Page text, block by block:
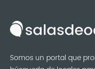
Somos un portal que